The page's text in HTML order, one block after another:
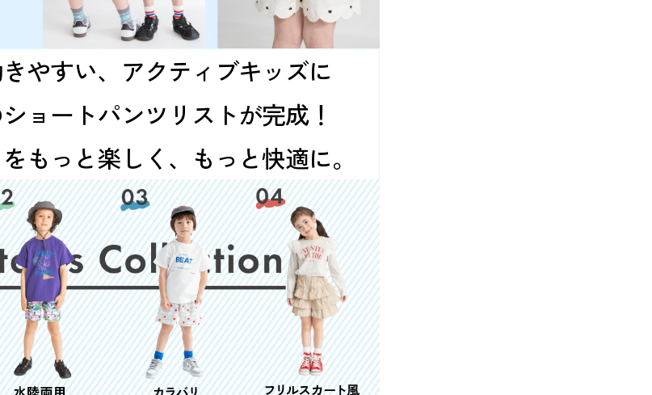
やすい、アクティブキッズに
ョートパンツリストが完成！
もっと楽しく、もっと快適に。